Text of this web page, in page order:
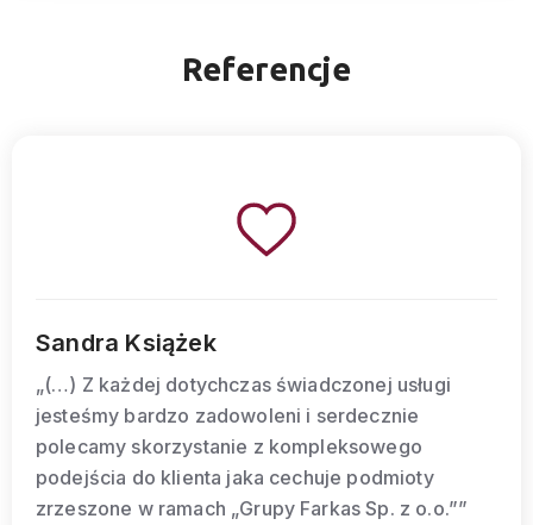
Referencje
Książek
Z każdej dotychczas świadczonej usługi
bardzo zadowoleni i serdecznie
skorzystanie z kompleksowego
do klienta jaka cechuje podmioty
w ramach „Grupy Farkas Sp. z o.o.””